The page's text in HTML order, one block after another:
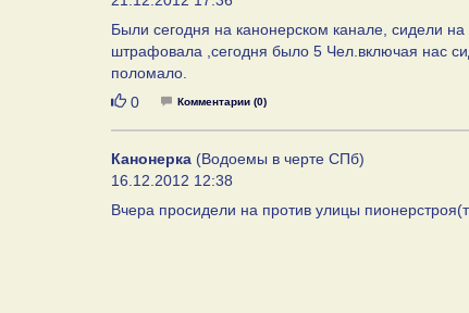
Были сегодня на канонерском канале, сидели
штрафовала ,сегодня было 5 Чел.включая нас
поломало.
Нравится
0 Комментарии (0)
Канонерка (Водоемы в черте СПб)
16.12.2012 12:38
Вчера просидели на против улицы